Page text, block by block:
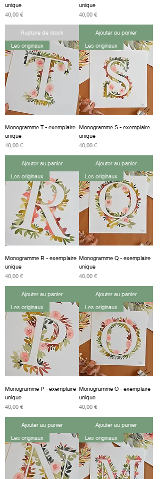
unique
Prix
40,00 €
Rupture de stock
unique
Prix
40,00 €
Ajouter au panier
Les originaux
Monogramme T - exemplaire
unique
Prix
40,00 €
Ajouter au panier
Les originaux
Monogramme S - exemplaire
unique
Prix
40,00 €
Ajouter au panier
Les originaux
Monogramme R - exemplaire
unique
Prix
40,00 €
Ajouter au panier
Les originaux
Monogramme Q - exemplaire
unique
Prix
40,00 €
Ajouter au panier
Les originaux
Monogramme P - exemplaire
unique
Prix
40,00 €
Ajouter au panier
Les originaux
Monogramme O - exemplaire
unique
Prix
40,00 €
Ajouter au panier
Les originaux
Les originaux